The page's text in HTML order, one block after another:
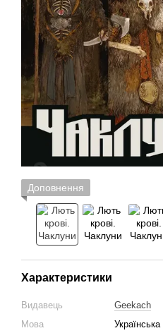
Доповнення
Характеристики
Видавець
Geekach
Мова
Українська